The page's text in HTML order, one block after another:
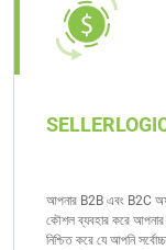
আপনার B2B এবং B2C
কৌশল ব্যবহার করে আপনার
নিশ্চিত করে যে আপনি